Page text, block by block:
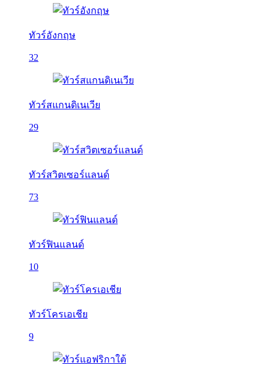
ทัวร์อังกฤษ
32
ทัวร์สแกนดิเนเวีย
29
ทัวร์สวิตเซอร์แลนด์
73
ทัวร์ฟินแลนด์
10
ทัวร์โครเอเชีย
9